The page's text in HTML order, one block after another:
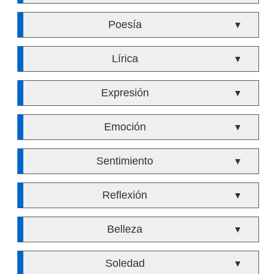
Poesía ▼
Lírica ▼
Expresión ▼
Emoción ▼
Sentimiento ▼
Reflexión ▼
Belleza ▼
Soledad ▼